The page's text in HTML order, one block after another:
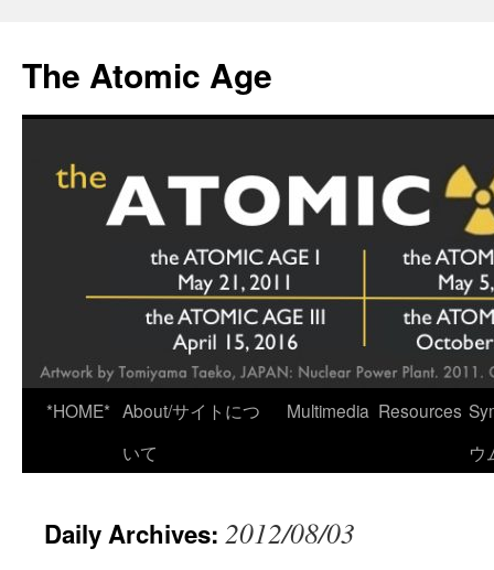
content
The Atomic Age
*HOME* About/サイトにつ
いて
Multimedia Resources
ウ
Daily Archives: 2012/08/03